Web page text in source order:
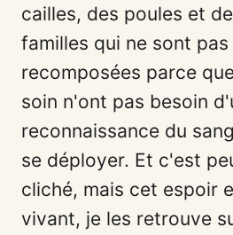
cailles, des poules et
familles qui ne sont
recomposées parce
soin n'ont pas besoin
reconnaissance du
se déployer. Et c'est
cliché, mais cet espoir
vivant, je les retrouve